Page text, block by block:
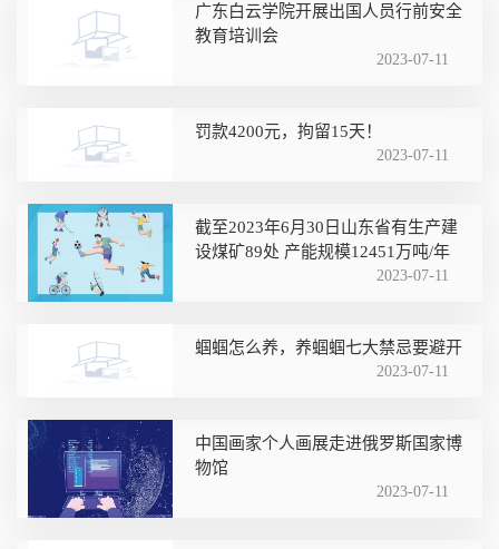
广东白云学院开展出国人员行前安全
教育培训会
2023-07-11
罚款4200元，拘留15天！
2023-07-11
截至2023年6月30日山东省有生产建
设煤矿89处 产能规模12451万吨/年
2023-07-11
蝈蝈怎么养，养蝈蝈七大禁忌要避开
2023-07-11
中国画家个人画展走进俄罗斯国家博
物馆
2023-07-11